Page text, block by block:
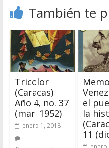
También te
Tricolor
(Caracas)
Año 4, no. 37
(mar. 1952)
enero 1, 2018
el
la
11
enero